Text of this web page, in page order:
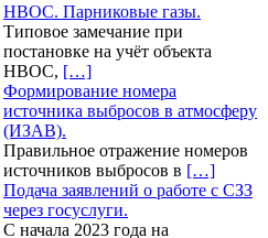
НВОС. Парниковые газы.
Типовое замечание при
постановке на учёт объекта
НВОС, […]
Формирование номера
источника выбросов в атмосферу
(ИЗАВ).
Правильное отражение номеров
источников выбросов в […]
Подача заявлений о работе с СЗЗ
через госуслуги.
С начала 2023 года на